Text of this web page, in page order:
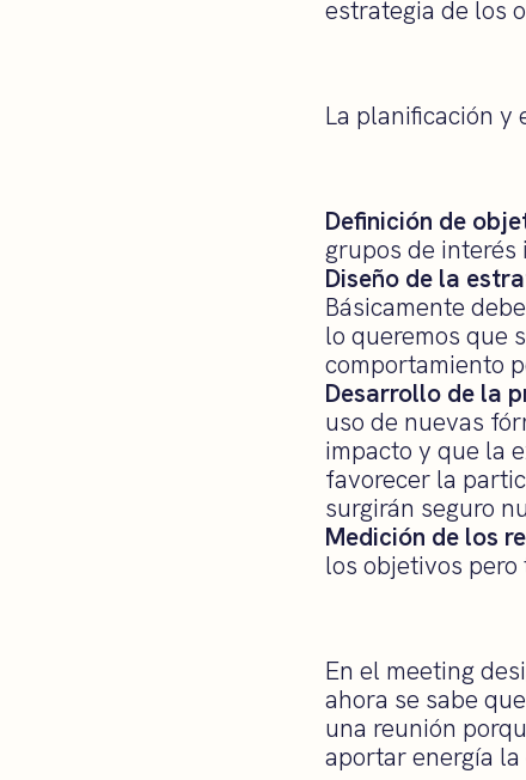
estrategia de los
La planificación y
Definición de
grupos de interés
Diseño de la
Básicamente
lo queremos que
comportamiento
Desarrollo de la
uso de nuevas
impacto y que la
favorecer la
surgirán seguro
Medición de los
los objetivos
En el meeting
ahora se sabe
una reunión
aportar energía